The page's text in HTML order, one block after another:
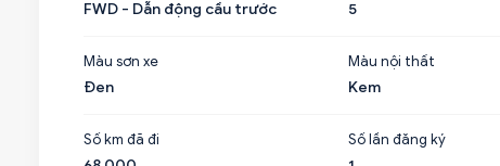
FWD - Dẫn động cầu trước
5
Màu sơn xe
Đen
Màu nội thất
Kem
Số km đã đi
Số lần đăng ký